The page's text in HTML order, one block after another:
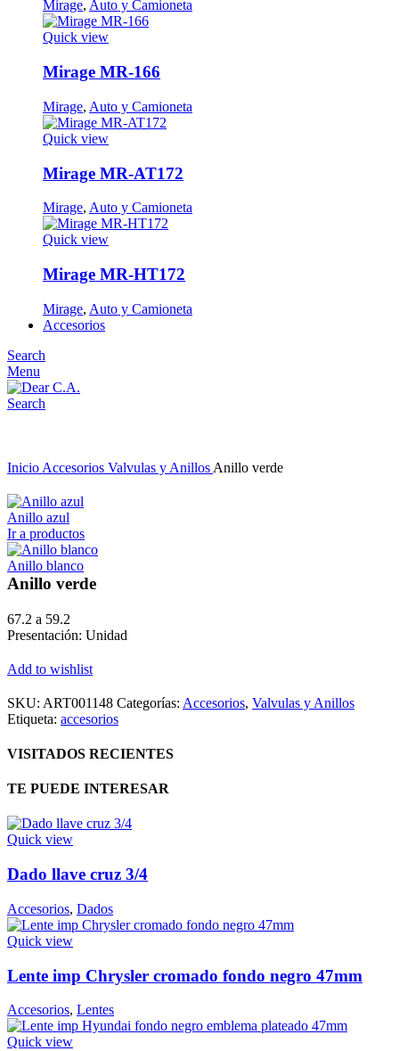
Mirage, Auto y Camioneta
Quick view
Mirage MR-166
Mirage, Auto y Camioneta
Quick view
Mirage MR-AT172
Mirage, Auto y Camioneta
Quick view
Mirage MR-HT172
Mirage, Auto y Camioneta
Accesorios
Search
Menu
Search
Inicio Accesorios Valvulas y Anillos Anillo verde
Anillo azul
Ir a productos
Anillo blanco
Anillo verde
67.2 a 59.2
Presentación: Unidad
Add to wishlist
SKU: ART001148 Categorías: Accesorios, Valvulas y Anillos
Etiqueta: accesorios
VISITADOS RECIENTES
TE PUEDE INTERESAR
Quick view
Dado llave cruz 3/4
Accesorios, Dados
Quick view
Lente imp Chrysler cromado fondo negro 47mm
Accesorios, Lentes
Quick view